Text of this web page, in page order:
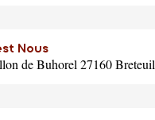
Nous
de Buhorel 27160 Breteuil